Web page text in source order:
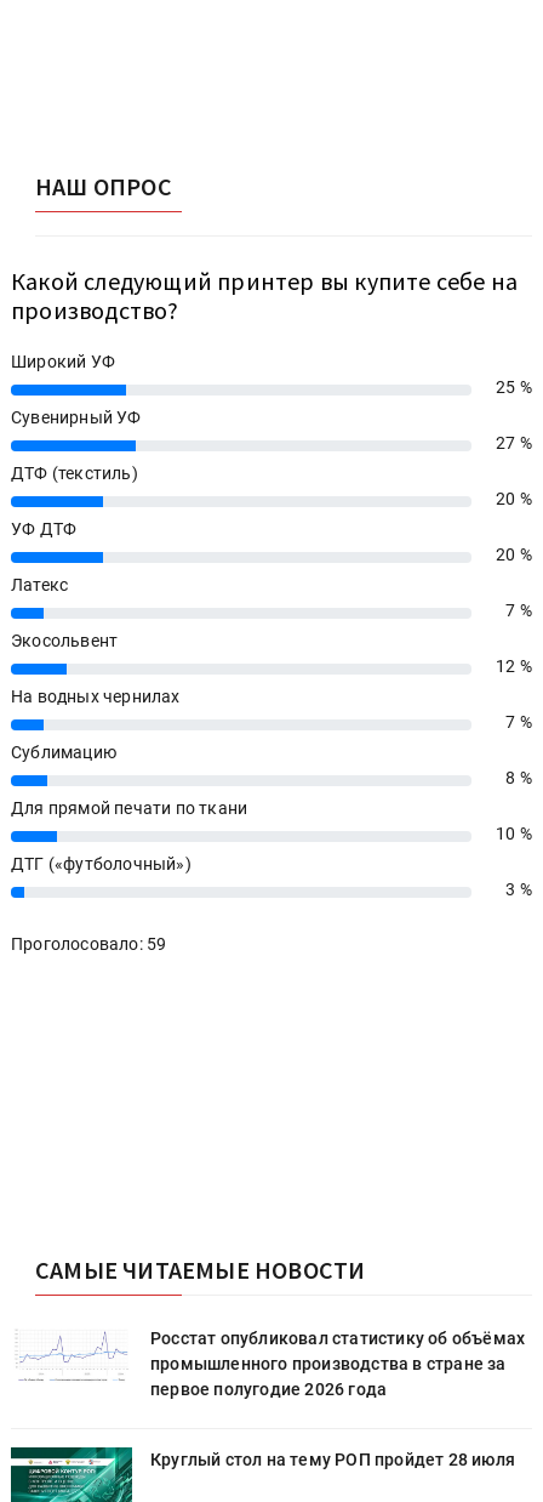
НАШ ОПРОС
Какой следующий принтер вы купите себе на
производство?
Широкий УФ
25%
25 %
Сувенирный УФ
27%
27 %
ДТФ (текстиль)
20%
20 %
УФ ДТФ
20%
20 %
Латекс
7%
7 %
Экосольвент
12%
12 %
На водных чернилах
7%
7 %
Сублимацию
8%
8 %
Для прямой печати по ткани
10%
10 %
ДТГ («футболочный»)
3% 3 %
Проголосовало: 59
САМЫЕ ЧИТАЕМЫЕ НОВОСТИ
Росстат опубликовал статистику об объёмах
промышленного производства в стране за
первое полугодие 2026 года
Круглый стол на тему РОП пройдет 28 июля